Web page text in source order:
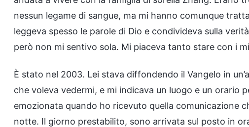
nessun legame di sangue, ma mi hanno comunque
leggeva spesso le parole di Dio e condivideva sulla
però non mi sentivo sola. Mi piaceva tanto stare con i
È stato nel 2003. Lei stava diffondendo il Vangelo in
che voleva vedermi, e mi indicava un luogo e un orario
emozionata quando ho ricevuto quella comunicazione
notte. Il giorno prestabilito, sono arrivata sul posto in